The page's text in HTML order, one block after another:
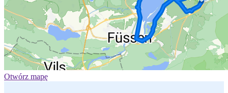
Otwórz mapę